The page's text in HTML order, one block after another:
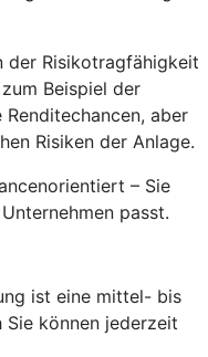
der Risikotragfähigkeit
Beispiel der
aber
Risiken der Anlage.
– Sie
passt.
ist eine mittel- bis
können jederzeit